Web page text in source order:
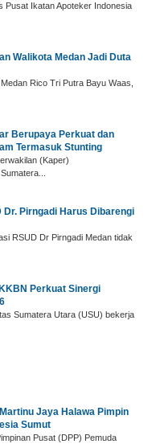
Pusat Ikatan Apoteker Indonesia
Walikota Medan Jadi Duta
Rico Tri Putra Bayu Waas,
Berupaya Perkuat dan
Termasuk Stunting
(Kaper)
Pirngadi Harus Dibarengi
RSUD Dr Pirngadi Medan tidak
Perkuat Sinergi
Sumatera Utara (USU) bekerja
Jaya Halawa Pimpin
Sumut
Pusat (DPP) Pemuda